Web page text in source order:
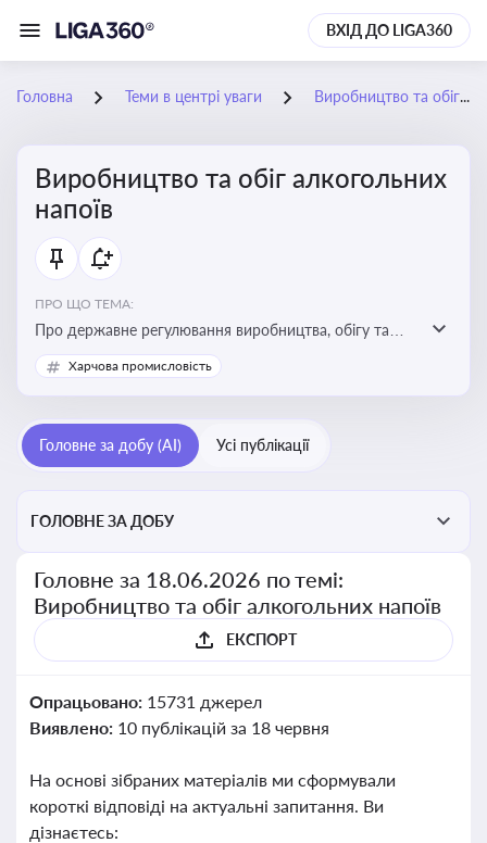
ВХІД ДО LIGA360
Головна Теми в центрі уваги Виробництво та обіг алкогольних напоїв
Виробництво та обіг алкогольних
напоїв
ПРО ЩО ТЕМА:
Про державне регулювання виробництва, обігу та
оподаткування алкогольної продукції, про
ліцензування та правові ризики
Харчова промисловість
Головне за добу (AI) Усі публікації
ГОЛОВНЕ ЗА ДОБУ
Головне за 18.06.2026 по темі:
Виробництво та обіг алкогольних напоїв
ЕКСПОРТ
Опрацьовано: 15731 джерел
Виявлено: 10 публікацій за 18 червня
На основі зібраних матеріалів ми сформували
короткі відповіді на актуальні запитання. Ви
дізнаєтесь: